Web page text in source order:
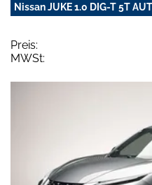
Nissan JUKE 1.0 DIG-T 5T
Preis:
MWSt: